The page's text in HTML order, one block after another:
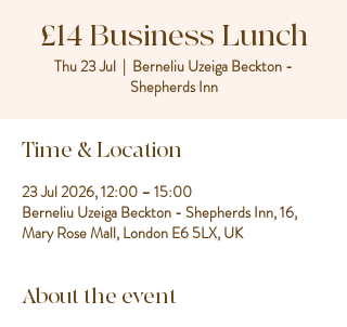
£14 Business Lunch
Thu 23 Jul
  |
Berneliu Uzeiga Beckton -
Shepherds Inn
Time & Location
23 Jul 2026, 12:00 – 15:00
Berneliu Uzeiga Beckton - Shepherds Inn, 16,
Mary Rose Mall, London E6 5LX, UK
About the event